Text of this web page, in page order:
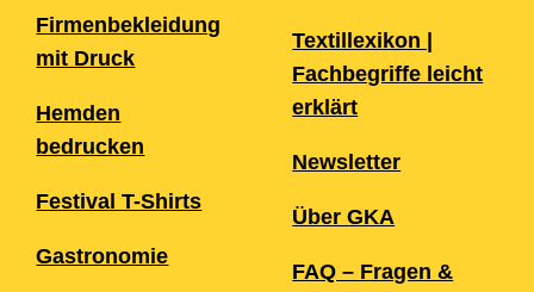
Firmenbekleidung
mit Druck
Hemden
bedrucken
Festival T-Shirts
Gastronomie
Textillexikon |
Fachbegriffe leicht
erklärt
Newsletter
Über GKA
FAQ – Fragen &